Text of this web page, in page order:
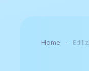
Home